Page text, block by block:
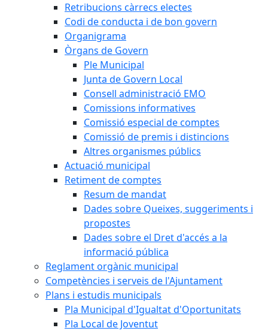
Retribucions càrrecs electes
Codi de conducta i de bon govern
Organigrama
Òrgans de Govern
Ple Municipal
Junta de Govern Local
Consell administració EMO
Comissions informatives
Comissió especial de comptes
Comissió de premis i distincions
Altres organismes públics
Actuació municipal
Retiment de comptes
Resum de mandat
Dades sobre Queixes, suggeriments i
propostes
Dades sobre el Dret d'accés a la
informació pública
Reglament orgànic municipal
Competències i serveis de l'Ajuntament
Plans i estudis municipals
Pla Municipal d'Igualtat d'Oportunitats
Pla Local de Joventut